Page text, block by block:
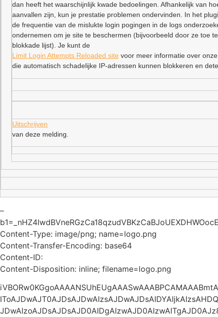
dan heeft het waarschijnlijk kwade bedoelingen. Afhankelijk van
aanvallen zijn, kun je prestatie problemen ondervinden. In het
de frequentie van de mislukte login pogingen in de logs
ondernemen om je site te beschermen (bijvoorbeeld door ze toe
blokkade lijst). Je kunt de
Limit Login Attempts Reloaded site voor meer informatie over
die automatisch schadelijke IP-adressen kunnen blokkeren en
Uitschrijven
van deze melding.
–
Content-Type: image/png; name=logo.png
Content-Transfer-Encoding: base64
Content-ID:
Content-Disposition: inline; filename=logo.png